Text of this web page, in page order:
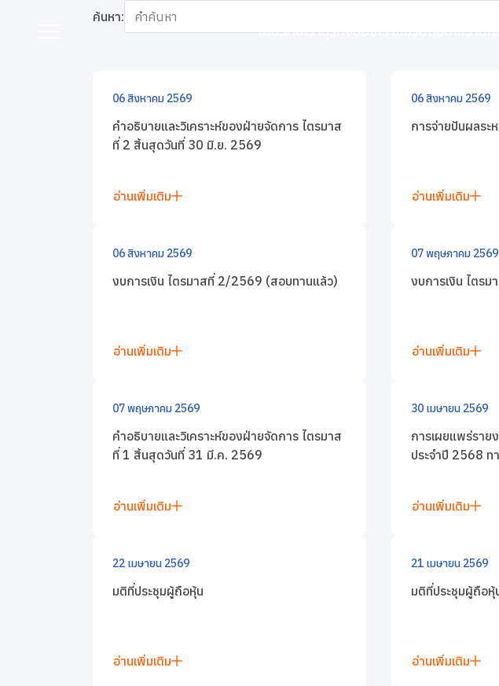
เกี่ยวกับเราธุรกิจของเราแบรนด์ของเรานัก
แบรนด์ของเรา
นักลงทุนสัมพันธ์
การกำกับดูแลกิจการที่ดี
ร่วมงานกับเรา
หน้าหลัก นักลงทุนสัมพันธ์
ค้นหา:
06 สิงหาคม 2569
คำอธิบายและวิเคราะห์ของฝ่ายจัดการ ไตรมาส
ที่ 2 สิ้นสุดวันที่ 30 มิ.ย. 2569
อ่านเพิ่มเติม
06 สิงหาคม 2569
การจ่ายปันผลระ
อ่านเพิ่มเติม
06 สิงหาคม 2569
งบการเงิน ไตรมาสที่ 2/2569 (สอบทานแล้ว)
อ่านเพิ่มเติม
07 พฤษภาคม 2569
งบการเงิน ไตร
อ่านเพิ่มเติม
07 พฤษภาคม 2569
คำอธิบายและวิเคราะห์ของฝ่ายจัดการ ไตรมาส
ที่ 1 สิ้นสุดวันที่ 31 มี.ค. 2569
อ่านเพิ่มเติม
30 เมษายน 2569
การเผยแพร่รา
ประจำปี 2568 ท
อ่านเพิ่มเติม
22 เมษายน 2569
มติที่ประชุมผู้ถือหุ้น
อ่านเพิ่มเติม
21 เมษายน 2569
มติที่ประชุมผู้ถือหุ้
อ่านเพิ่มเติม